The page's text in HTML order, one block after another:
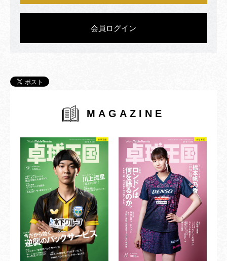
会員ログイン
MAGAZINE